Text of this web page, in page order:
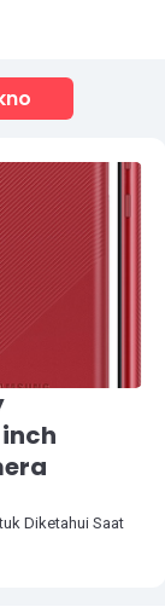
Diketahui Saat